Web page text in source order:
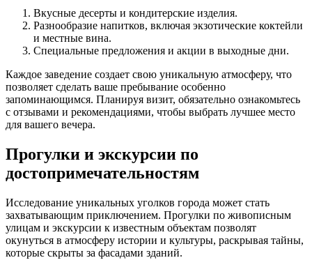
Вкусные десерты и кондитерские изделия.
Разнообразие напитков, включая экзотические коктейли
и местные вина.
Специальные предложения и акции в выходные дни.
Каждое заведение создает свою уникальную атмосферу, что
позволяет сделать ваше пребывание особенно
запоминающимся. Планируя визит, обязательно ознакомьтесь
с отзывами и рекомендациями, чтобы выбрать лучшее место
для вашего вечера.
Прогулки и экскурсии по
достопримечательностям
Исследование уникальных уголков города может стать
захватывающим приключением. Прогулки по живописным
улицам и экскурсии к известным объектам позволят
окунуться в атмосферу истории и культуры, раскрывая тайны,
которые скрыты за фасадами зданий.